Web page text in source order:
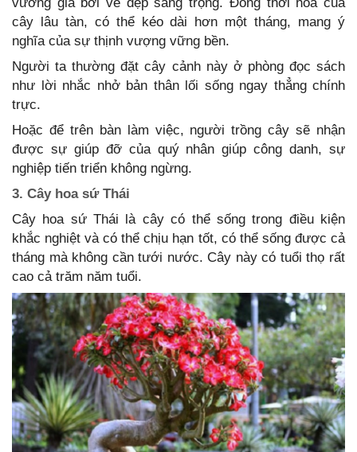
cây lâu tàn, có thể kéo dài hơn một tháng, mang ý
nghĩa của sự thịnh vượng vững bền.
Người ta thường đặt cây cảnh này ở phòng đọc sách
như lời nhắc nhở bản thân lối sống ngay thẳng chính
trực.
Hoặc để trên bàn làm việc, người trồng cây sẽ nhận
được sự giúp đỡ của quý nhân giúp công danh, sự
nghiệp tiến triển không ngừng.
3. Cây hoa sứ Thái
Cây hoa sứ Thái là cây có thể sống trong điều kiện
khắc nghiệt và có thể chịu hạn tốt, có thể sống được cả
tháng mà không cần tưới nước. Cây này có tuổi thọ rất
cao cả trăm năm tuổi.